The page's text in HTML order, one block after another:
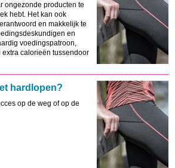
ongezonde producten te
hebt. Het kan ook
en makkelijk te
en
voedingspatroon,
calorieën tussendoor
hardlopen?
op de weg of op de